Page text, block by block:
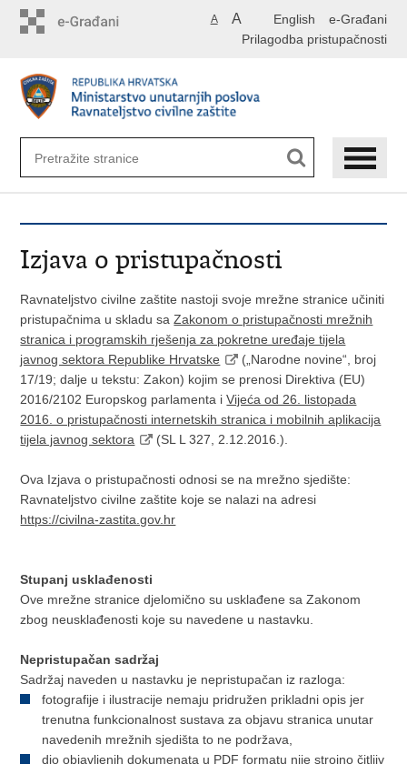
English e-Građani
A A
Prilagodba pristupačnosti
Izjava o pristupačnosti
Ravnateljstvo civilne zaštite nastoji svoje mrežne stranice učiniti
pristupačnima u skladu saZakonom o pristupačnosti mrežnih
stranica i programskih rješenja za pokretne uređaje tijela
javnog sektora Republike Hrvatske
(„Narodne novine“, broj
17/19; dalje u tekstu: Zakon) kojim se prenosi Direktiva (EU)
2016/2102 Europskog parlamenta iVijeća od 26. listopada
2016. o pristupačnosti internetskih stranica i mobilnih aplikacija
tijela javnog sektora
(SL L 327, 2.12.2016.).
Ova Izjava o pristupačnosti odnosi se na mrežno sjedište:
Ravnateljstvo civilne zaštite koje se nalazi na adresi
https://civilna-zastita.gov.hr
Stupanj usklađenosti
Ove mrežne stranice djelomično su usklađene sa Zakonom
zbog neusklađenosti koje su navedene u nastavku.
Nepristupačan sadržaj
Sadržaj naveden u nastavku je nepristupačan iz razloga:
fotografije i ilustracije nemaju pridružen prikladni opis jer
trenutna funkcionalnost sustava za objavu stranica unutar
navedenih mrežnih sjedišta to ne podržava,
dio objavljenih dokumenata u PDF formatu nije strojno čitljiv